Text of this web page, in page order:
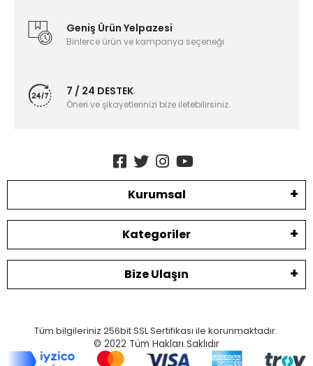
Geniş Ürün Yelpazesi
Binlerce ürün ve kampanya seçeneği
7 / 24 DESTEK
Öneri ve şikayetlerinizi bize iletebilirsiniz.
Kurumsal
Kategoriler
Bize Ulaşın
Tüm bilgileriniz 256bit SSL Sertifikası ile korunmaktadır.
© 2022 Tüm Hakları Saklıdır